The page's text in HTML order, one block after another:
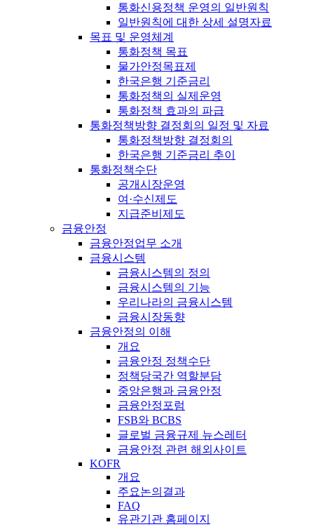
통화신용정책 운영의 일반원칙
일반원칙에 대한 상세 설명자료
목표 및 운영체계
통화정책 목표
물가안정목표제
한국은행 기준금리
통화정책의 실제운영
통화정책 효과의 파급
통화정책방향 결정회의 일정 및 자료
통화정책방향 결정회의
한국은행 기준금리 추이
통화정책수단
공개시장운영
여·수신제도
지급준비제도
금융안정
금융안정업무 소개
금융시스템
금융시스템의 정의
금융시스템의 기능
우리나라의 금융시스템
금융시장동향
금융안정의 이해
개요
금융안정 정책수단
정책당국간 역할분담
중앙은행과 금융안정
금융안정포럼
FSB와 BCBS
글로벌 금융규제 뉴스레터
금융안정 관련 해외사이트
KOFR
개요
주요논의결과
FAQ
유관기관 홈페이지